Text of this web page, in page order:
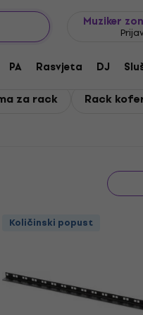
Muziker
PA Rasvjeta DJ
za rack Rack
Količinski popust